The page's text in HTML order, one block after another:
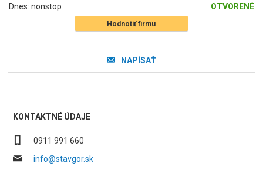
Dnes: nonstop OTVORENÉ
Hodnotiť firmu
NAPÍSAŤ
KONTAKTNÉ ÚDAJE
0911 991 660
info@stavgor.sk